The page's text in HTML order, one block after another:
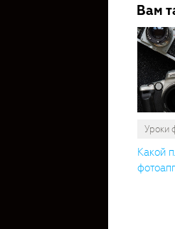
Вам
Уроки
Какой